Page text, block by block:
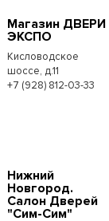
Магазин ДВЕРИ
ЭКСПО
Кисловодское
шоссе, д.11
+7 (928) 812-03-33
Нижний
Новгород.
Салон Дверей
"Сим-Сим"